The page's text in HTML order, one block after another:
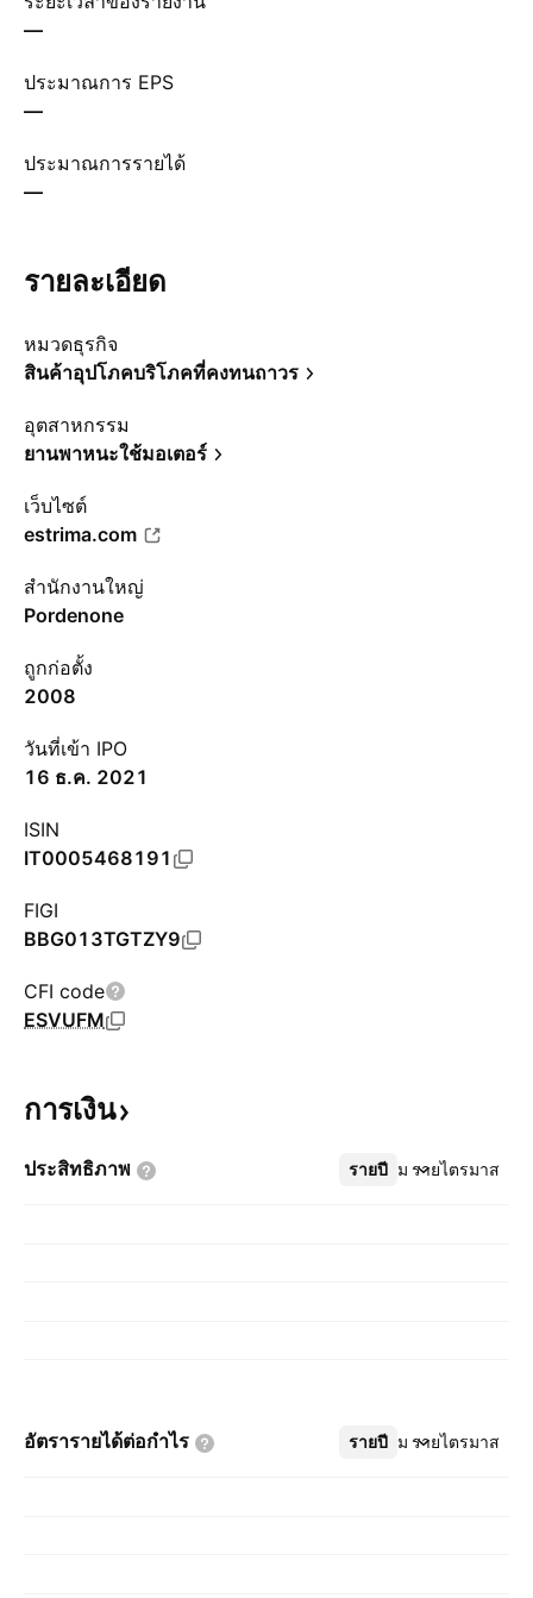
—
ประมาณการ EPS
—
ประมาณการรายได้
—
รายละเอียด
หมวดธุรกิจ
สินค้าอุปโภคบริโภคที่คงทนถาวร
อุตสาหกรรม
ยานพาหนะใช้มอเตอร์
เว็บไซต์
estrima.com
สำนักงานใหญ่
Pordenone
ถูกก่อตั้ง
2008
วันที่เข้า IPO
16 ธ.ค. 2021
ISIN
IT0005468191
FIGI
BBG013TGTZY9
CFI code
ESVUFM
การเงิน
ประสิทธิภาพ รายปี รายไตรมาส
เพิ่มเติม
อัตรารายได้ต่อกำไร รายปี รายไตรมาส
เพิ่มเติม